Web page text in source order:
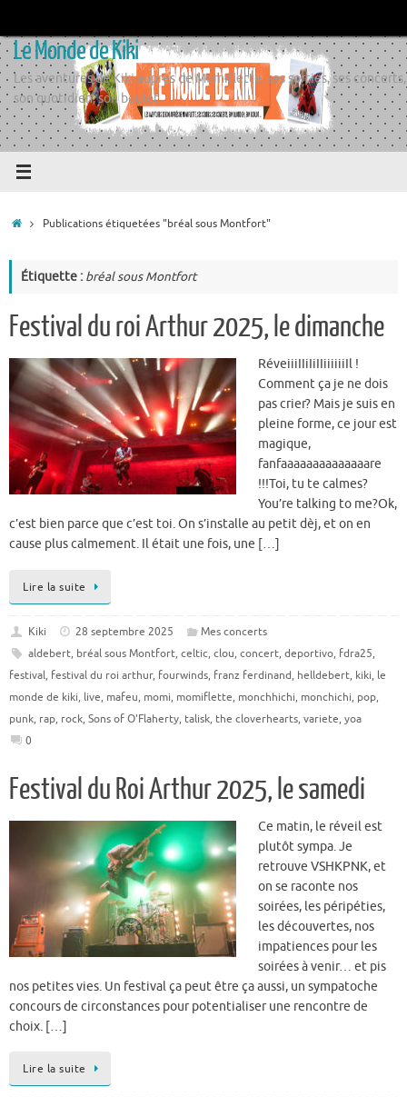
contenu
Le Monde de Kiki
Les aventures de Kiki auprès de Momiflette, ses sorties, ses concerts,
son quotidien, son boulot
AccueilPublications étiquetées "bréal sous Montfort"
Étiquette : bréal sous Montfort
Festival du roi Arthur 2025, le dimanche
RéveiiiIIiIiIIiiiiiiIl !
Comment ça je ne dois
pas crier? Mais je suis en
pleine forme, ce jour est
magique,
fanfaaaaaaaaaaaaaare
!!!Toi, tu te calmes?
You’re talking to me?Ok,
c’est bien parce que c’est toi. On s’installe au petit dèj, et on en
cause plus calmement. Il était une fois, une […]
Lire la suite
Kiki 28 septembre 2025
Mes concerts
aldebert, bréal sous Montfort, celtic, clou, concert, deportivo, fdra25,
festival, festival du roi arthur, fourwinds, franz ferdinand, helldebert, kiki, le
monde de kiki, live, mafeu, momi, momiflette, monchhichi, monchichi, pop,
punk, rap, rock, Sons of O'Flaherty, talisk, the cloverhearts, variete, yoa
0
Festival du Roi Arthur 2025, le samedi
Ce matin, le réveil est
plutôt sympa. Je
retrouve VSHKPNK, et
on se raconte nos
soirées, les péripéties,
les découvertes, nos
impatiences pour les
soirées à venir… et pis
nos petites vies. Un festival ça peut être ça aussi, un sympatoche
concours de circonstances pour potentialiser une rencontre de
choix. […]
Lire la suite